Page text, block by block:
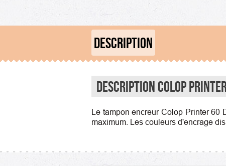
DESCRIPTION
Description Colop
Le tampon encreur Colop Printer 60
maximum. Les couleurs d'encrage